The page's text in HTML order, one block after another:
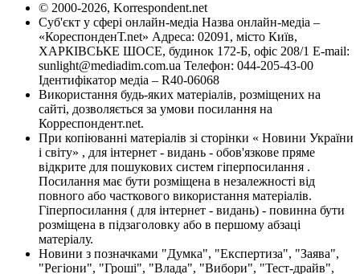
© 2000-2026, Korrespondent.net
Суб'єкт у сфері онлайн-медіа Назва онлайн-медіа –
«КореспонденТ.net» Адреса: 02091, місто Київ,
ХАРКІВСЬКЕ ШОСЕ, будинок 172-Б, офіс 208/1 E-mail:
sunlight@mediadim.com.ua Телефон: 044-205-43-00
Ідентифікатор медіа – R40-06068
Використання будь-яких матеріалів, розміщених на
сайті, дозволяється за умови посилання на
Корреспондент.net.
При копіюванні матеріалів зі сторінки « Новини України
і світу» , для інтернет - видань - обов'язкове пряме
відкрите для пошукових систем гіперпосилання .
Посилання має бути розміщена в незалежності від
повного або часткового використання матеріалів.
Гіперпосилання ( для інтернет - видань) - повинна бути
розміщена в підзаголовку або в першому абзаці
матеріалу.
Новини з позначками "Думка", "Експертиза", "Заява",
"Регіони", "Гроші", "Влада", "Вибори", "Тест-драйв",